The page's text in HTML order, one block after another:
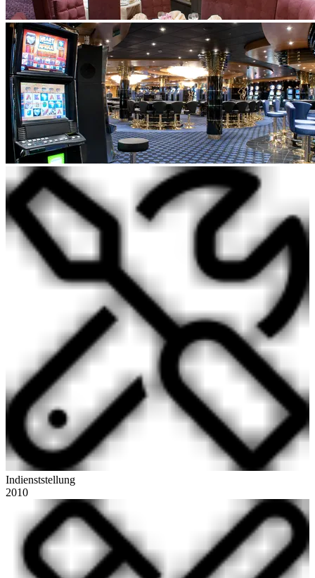
Indienststellung
2010